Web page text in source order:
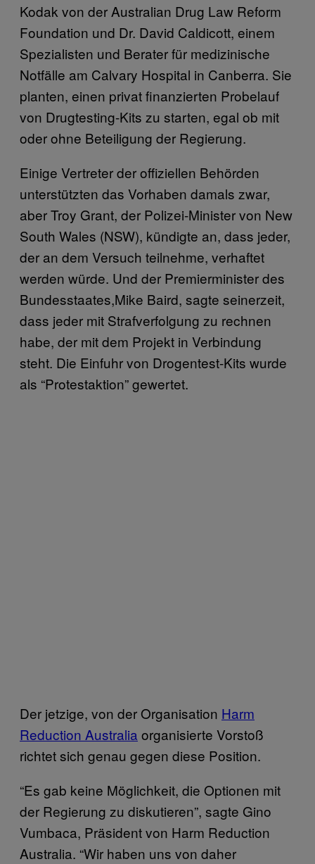
Kodak von der Australian Drug Law Reform
Foundation und Dr. David Caldicott, einem
Spezialisten und Berater für medizinische
Notfälle am Calvary Hospital in Canberra. Sie
planten, einen privat finanzierten Probelauf
von Drugtesting-Kits zu starten, egal ob mit
oder ohne Beteiligung der Regierung.
Einige Vertreter der offiziellen Behörden
unterstützten das Vorhaben damals zwar,
aber Troy Grant, der Polizei-Minister von New
South Wales (NSW), kündigte an, dass jeder,
der an dem Versuch teilnehme, verhaftet
werden würde. Und der Premierminister des
Bundesstaates,Mike Baird, sagte seinerzeit,
dass jeder mit Strafverfolgung zu rechnen
habe, der mit dem Projekt in Verbindung
steht. Die Einfuhr von Drogentest-Kits wurde
als “Protestaktion” gewertet.
Der jetzige, von der Organisation Harm
Reduction Australia organisierte Vorstoß
richtet sich genau gegen diese Position.
“Es gab keine Möglichkeit, die Optionen mit
der Regierung zu diskutieren”, sagte Gino
Vumbaca, Präsident von Harm Reduction
Australia. “Wir haben uns von daher